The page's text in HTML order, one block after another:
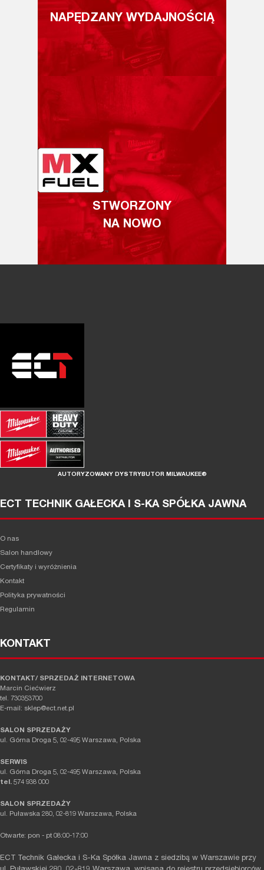
NAPĘDZANY WYDAJNOŚCIĄ
STWORZONY
NA NOWO
AUTORYZOWANY DYSTRYBUTOR MILWAUKEE®
ECT TECHNIK GAŁECKA I S-KA SPÓŁKA JAWNA
O nas
Salon handlowy
Certyfikaty i wyróżnienia
Kontakt
Polityka prywatności
Regulamin
KONTAKT
KONTAKT/ SPRZEDAŻ INTERNETOWA
Marcin Ciećwierz
tel. 730353700
E-mail: sklep@ect.net.pl
SALON SPRZEDAŻY
ul. Górna Droga 5, 02-495 Warszawa, Polska
SERWIS
ul. Górna Droga 5, 02-495 Warszawa, Polska
tel. 574 938 000
SALON SPRZEDAŻY
ul. Puławska 280, 02-819 Warszawa, Polska
Otwarte: pon - pt 08:00-17:00
ECT Technik Gałecka i S-Ka Spółka Jawna z siedzibą w Warszawie przy